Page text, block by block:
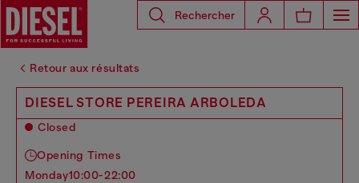
Rechercher
Retour aux résultats
DIESEL STORE PEREIRA ARBOLEDA
Closed
Opening Times
monday10:00-22:00